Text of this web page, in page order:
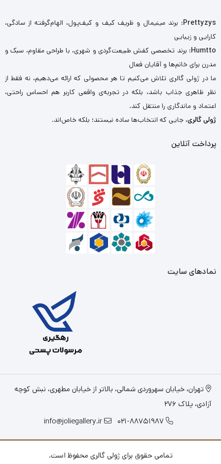
Prettyzys: برند مینیمال و ظریف کیف و کیف‌پول، الهام‌گرفته از سادگی،
کارایی و زیبایی
Humtto: برند تخصصی کفش طبیعت‌گردی و شهری، با طراحی مقاوم، سبک و
مدرن برای خانم‌ها و آقایان فعال
ما در ژولی گالری تلاش می‌کنیم تا هر محصولی که ارائه می‌دهیم، نه فقط از
نظر ظاهری جذاب باشد، بلکه در تجربه‌ی واقعی کاربر هم احساس راحتی،
اعتماد و ماندگاری را منتقل کند.
ژولی گالری، جایی که انتخاب‌ها ساده نیستند؛ بلکه خاص‌اند.
پرداخت آنلاین
نمادهای سایت
تهران، خیابان سهروردی شمالی، بالاتر از خیابان مطهری، نبش کوچه
آزادی، پلاک 276
021-88751987
info@joliegallery.ir
تمامی حقوق برای ژولی گالری محفوظ است.